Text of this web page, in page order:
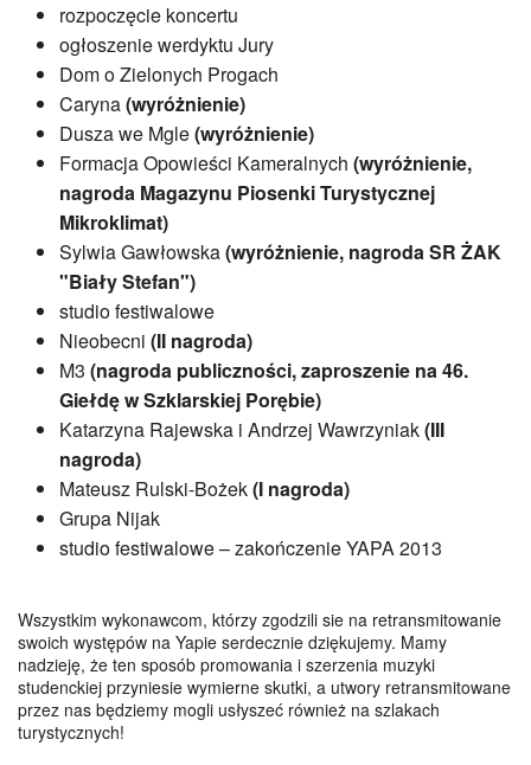
rozpoczęcie koncertu
ogłoszenie werdyktu Jury
Dom o Zielonych Progach
Caryna(wyróżnienie)
Dusza we Mgle(wyróżnienie)
Formacja Opowieści Kameralnych(wyróżnienie,
nagroda Magazynu Piosenki Turystycznej
Mikroklimat)
Sylwia Gawłowska(wyróżnienie, nagroda SR ŻAK
"Biały Stefan")
studio festiwalowe
Nieobecni(II nagroda)
M3(nagroda publiczności, zaproszenie na 46.
Giełdę w Szklarskiej Porębie)
Katarzyna Rajewska i Andrzej Wawrzyniak(III
nagroda)
Mateusz Rulski-Bożek(I nagroda)
Grupa Nijak
studio festiwalowe – zakończenie YAPA 2013
Wszystkim wykonawcom, którzy zgodzili sie na retransmitowanie
swoich występów na Yapie serdecznie dziękujemy. Mamy
nadzieję, że ten sposób promowania i szerzenia muzyki
studenckiej przyniesie wymierne skutki, a utwory retransmitowane
przez nas będziemy mogli usłyszeć również na szlakach
turystycznych!